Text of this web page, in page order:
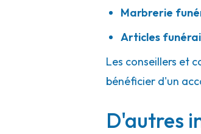
Marbrerie
Articles
Les conseillers et
bénéficier d'un
D'autres